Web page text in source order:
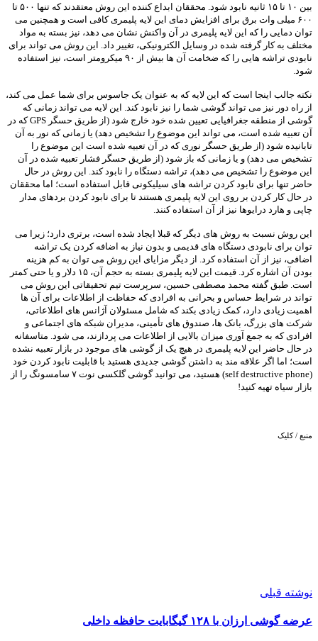
بین ۱۰ تا ۱۵ ثانیه نابود شود. محققان ابداع کننده این روش معتقدند که تنها ۵۰۰ تا
۶۰۰ میلی وات برق برای افزایش دمای این لایه پلیمری کافی است و همچنین می
توان دمایی را که این لایه پلیمری در آن واکنش نشان می دهد، نیز بسته به مواد
مختلف به کار گرفته شده در وسایل الکترونیکی، تغییر داد. این روش می تواند برای
نابودی تراشه هایی را که ضخامت آن ها بیش از ۹۰ میکرومتر است، نیز استفاده
شود.
نکته جالب اینجا است که این لایه که به عنوان یک جاسوس برای شما عمل می کند،
از راه دور نیز می تواند گوشی شما را نیز نابود کند. این لایه می تواند زمانی که
گوشی از منطقه جغرافیایی تعیین شده خود خارج شود (از طریق حسگر GPS که در
آن تعبیه شده است، می تواند این موضوع را تشخیص دهد) یا زمانی که نور به آن
تابانیده شود (از طریق حسگر نوری که در آن تعبیه شده است این موضوع را
تشخیص می دهد) و یا زمانی که باز شود (از طریق حسگر فشار تعبیه شده در آن
این موضوع را تشخیص می دهد)، تراشه دستگاه را نابود کند. این روش در حال
حاضر تنها برای نابود کردن تراشه های سیلیکونی قابل استفاده است؛ اما محققان
در حال کار کردن بر روی این لایه پلیمری هستند تا برای نابود کردن بردهای مدار
چاپی و هارد درایوها نیز از آن استفاده کنند.
این روش نسبت به روش های دیگر که قبلا ایجاد شده است، برتری دارد؛ زیرا می
توان برای نابودی دستگاه های قدیمی و بدون نیاز به اضافه کردن یک تراشه
اضافی، نیز از آن استفاده کرد. از دیگر مزایای این روش می توان به کم هزینه
بودن آن اشاره کرد. قیمت این لایه پلیمری بسته به حجم آن، ۱۵ دلار و یا حتی کمتر
است. طبق گفته محمد مصطفی حسین، سرپرست تیم تحقیقاتی این روش می
تواند در شرایط حساس و بحرانی به افرادی که حفاظت از اطلاعات برای آن ها
اهمیت زیادی دارد، کمک زیادی بکند که شامل مسئولان آژانس های اطلاعاتی،
شرکت های بزرگ، بانک ها، صندوق های تأمینی، مدیران شبکه های اجتماعی و
افرادی که به جمع آوری میزان بالایی از اطلاعات می پردازند، می شود. متاسفانه
در حال حاضر این لایه پلیمری در هیچ یک از گوشی های موجود در بازار تعبیه نشده
است؛ اما اگر علاقه مند به داشتن گوشی جدیدی هستید با قابلیت نابود کردن خود
(self destructive phone) هستید، می توانید گوشی گلکسی نوت ۷ سامسونگ را از
بازار سیاه تهیه کنید!
منبع / کلیک
نوشته قبلی
عرضه‌ گوشی ارزان با ۱۲۸ گیگابایت حافظه داخلی